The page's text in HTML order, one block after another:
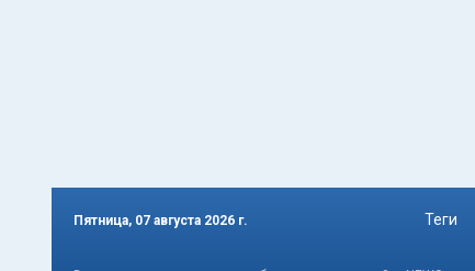
Пятница, 07 августа 2026 г. Теги